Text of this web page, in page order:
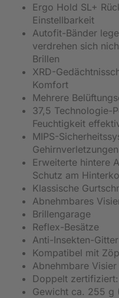
Ergo Hold SL+
Einstellbarkeit
Autofit-Bänder
verdrehen sich
Brillen
XRD-
Komfort
Mehrere
37,5 Technologie-
Feuchtigkeit
MIPS-
Gehirnverletzungen
Erweiterte hintere
Schutz am
Klassische
Abnehmbares
Brillengarage
Reflex-Besätze
Anti-Insekten-Gitter
Kompatibel mit
Abnehmbare
Doppelt zertifiziert:
Gewicht ca. 255 g